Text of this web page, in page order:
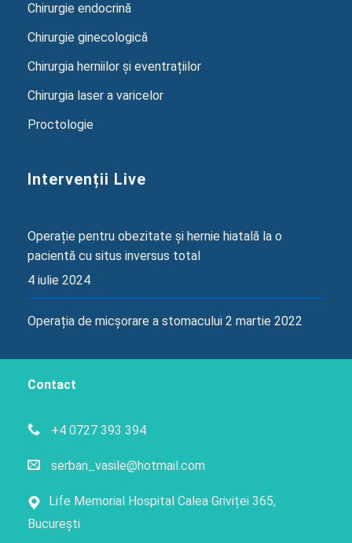
Chirurgie endocrină
Chirurgie ginecologică
Chirurgia herniilor și eventrațiilor
Chirurgia laser a varicelor
Proctologie
Intervenții Live
Operație pentru obezitate și hernie hiatală la o
pacientă cu situs inversus total
4 iulie 2024
Operația de micșorare a stomacului 2 martie 2022
Contact
+4 0727 393 394
serban_vasile@hotmail.com
Life Memorial Hospital Calea Griviței 365,
București